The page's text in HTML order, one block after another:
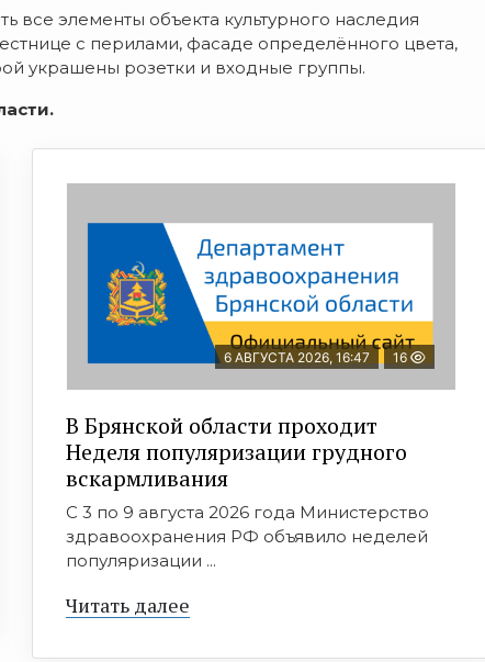
все элементы объекта культурного наследия
с перилами, фасаде определённого цвета,
украшены розетки и входные группы.
6 АВГУСТА 2026, 16:47 16
В Брянской области проходит
Неделя популяризации грудного
вскармливания
С 3 по 9 августа 2026 года Министерство
здравоохранения РФ объявило неделей
популяризации ...
Читать далее